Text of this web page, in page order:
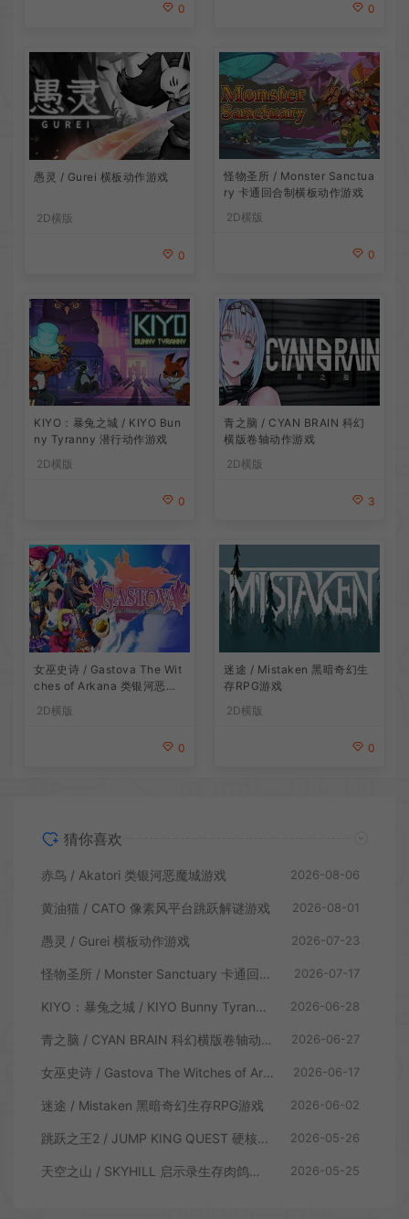
0 0
愚灵 / Gurei 横板动作游戏
2D横版
0
怪物圣所 / Monster Sanctua
ry 卡通回合制横板动作游戏
2D横版
0
KIYO：暴兔之城 / KIYO Bun
ny Tyranny 潜行动作游戏
2D横版
0
青之脑 / CYAN BRAIN 科幻
横版卷轴动作游戏
2D横版
3
女巫史诗 / Gastova The Wit
ches of Arkana 类银河恶魔
2D横版
0
迷途 / Mistaken 黑暗奇幻生
存RPG游戏
2D横版
0
猜你喜欢
赤鸟 / Akatori 类银河恶魔城游戏 2026-08-06
黄油猫 / CATO 像素风平台跳跃解谜游戏 2026-08-01
愚灵 / Gurei 横板动作游戏 2026-07-23
怪物圣所 / Monster Sanctuary 卡通回合制横板动作游戏 2026-07-17
KIYO：暴兔之城 / KIYO Bunny Tyranny 潜行动作游戏 2026-06-28
青之脑 / CYAN BRAIN 科幻横版卷轴动作游戏 2026-06-27
女巫史诗 / Gastova The Witches of Arkana 类银河恶魔城动作游戏 2026-06-17
迷途 / Mistaken 黑暗奇幻生存RPG游戏 2026-06-02
跳跃之王2 / JUMP KING QUEST 硬核横板跳跃游戏 2026-05-26
天空之山 / SKYHILL 启示录生存肉鸽游戏 2026-05-25